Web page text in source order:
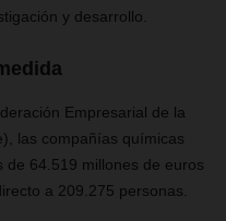
y desarrollo.
Empresarial de la
las compañías químicas
de 64.519 millones de euros
a 209.275 personas.